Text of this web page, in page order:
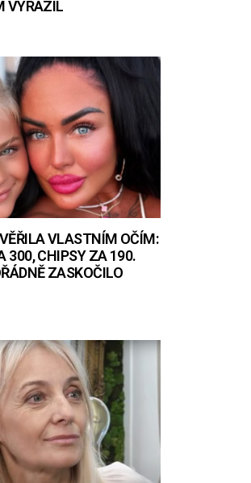
VYRAZIL
VLASTNÍM OČÍM:
300, CHIPSY ZA 190.
ZASKOČILO